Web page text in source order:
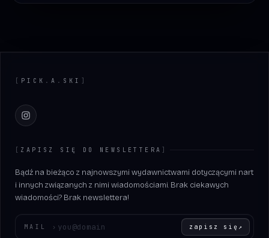
[ PICK . A . SKI ]
Instagram
[ ZAPISZ SIĘ DO NEWSLETTERA ]
Bądź na bieżąco z najnowszymi wydawnictwami dotyczącymi nart
i innych związanych z nimi wiadomościami. Brak ciekawych
wiadomości? Brak newslettera!
MAIL › zapisz się ↗